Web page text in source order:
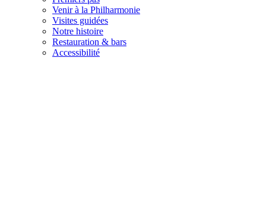
Venir à la Philharmonie
Visites guidées
Notre histoire
Restauration & bars
Accessibilité